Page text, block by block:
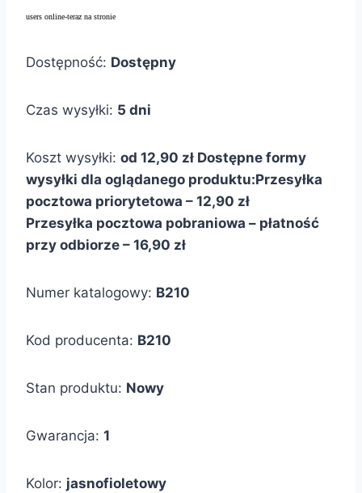
users online-teraz na stronie
Dostępność: Dostępny
Czas wysyłki: 5 dni
Koszt wysyłki: od 12,90 zł Dostępne formy
wysyłki dla oglądanego produktu:Przesyłka
pocztowa priorytetowa – 12,90 zł
Przesyłka pocztowa pobraniowa – płatność
przy odbiorze – 16,90 zł
Numer katalogowy: B210
Kod producenta: B210
Stan produktu: Nowy
Gwarancja: 1
Kolor: jasnofioletowy